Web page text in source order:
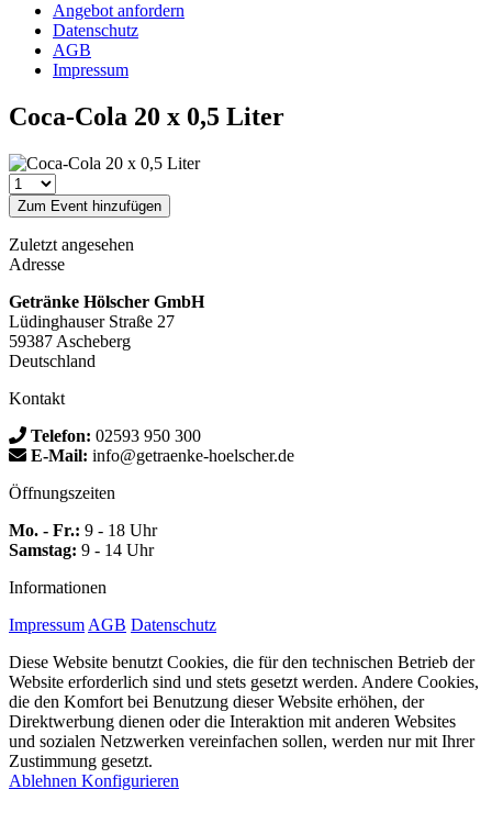
Angebot anfordern
Datenschutz
AGB
Impressum
Coca-Cola 20 x 0,5 Liter
Zum Event hinzufügen
Zuletzt angesehen
Adresse
Getränke Hölscher GmbH
Lüdinghauser Straße 27
59387 Ascheberg
Deutschland
Kontakt
Telefon: 02593 950 300
E-Mail: info@getraenke-hoelscher.de
Öffnungszeiten
Mo. - Fr.: 9 - 18 Uhr
Samstag: 9 - 14 Uhr
Informationen
Impressum AGB Datenschutz
Diese Website benutzt Cookies, die für den technischen Betrieb der
Website erforderlich sind und stets gesetzt werden. Andere Cookies,
die den Komfort bei Benutzung dieser Website erhöhen, der
Direktwerbung dienen oder die Interaktion mit anderen Websites
und sozialen Netzwerken vereinfachen sollen, werden nur mit Ihrer
Zustimmung gesetzt.
Ablehnen Konfigurieren